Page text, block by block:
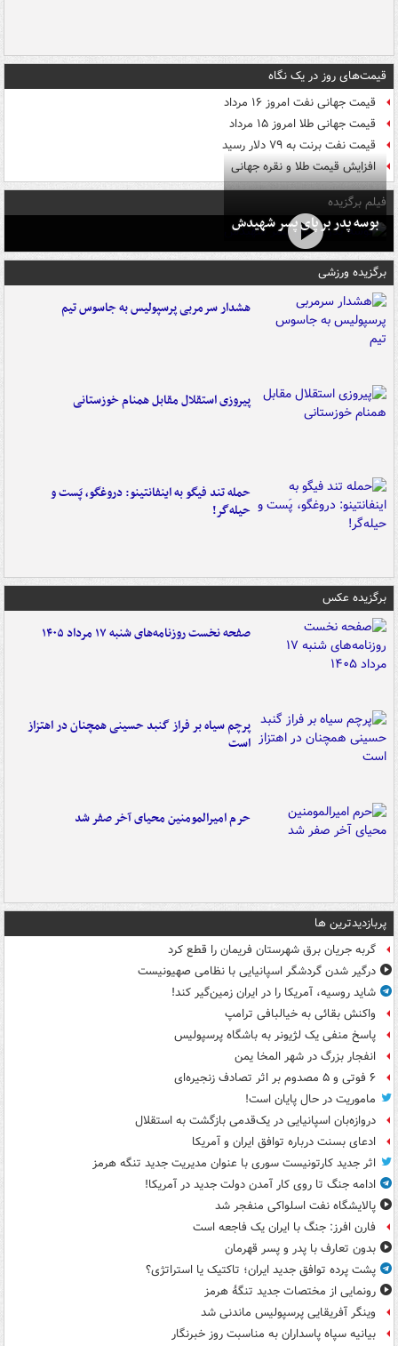
قیمت‌های روز در یک نگاه
قیمت جهانی نفت امروز ۱۶ مرداد
قیمت جهانی طلا امروز ۱۵ مرداد
قیمت نفت برنت به ۷۹ دلار رسید
افزایش قیمت طلا و نقره جهانی
فیلم برگزیده
بوسه‌ پدر بر پای پسر شهیدش
برگزیده ورزشی
هشدار سرمربی پرسپولیس به جاسوس تیم
پیروزی استقلال مقابل همنام خوزستانی
حمله تند فیگو به اینفانتینو: دروغگو، پَست‌ و
حیله‌گر!
برگزیده عکس
صفحه نخست روزنامه‌های شنبه ۱۷ مرداد ۱۴۰۵
پرچم سیاه بر فراز گنبد حسینی همچنان در اهتزاز
است
حرم امیرالمومنین محیای آخر صفر شد
پربازدیدترین ها
گربه جریان برق شهرستان فریمان را قطع کرد
درگیر شدن گردشگر اسپانیایی با نظامی صهیونیست
شاید روسیه، آمریکا را در ایران زمین‌گیر کند!
واکنش بقائی به خیالبافی ترامپ
پاسخ منفی یک لژیونر به باشگاه پرسپولیس
انفجار بزرگ در شهر المخا یمن
۶ فوتی و ۵ مصدوم بر اثر تصادف زنجیره‌ای
ماموریت در حال پایان است!
دروازه‌بان اسپانیایی در یک‌قدمی بازگشت به استقلال
ادعای بسنت درباره توافق ایران و آمریکا
اثر جدید کارتونیست سوری با عنوان مدیریت جدید تنگه هرمز
ادامه جنگ تا روی کار آمدن دولت جدید در آمریکا!
پالایشگاه نفت اسلواکی منفجر شد
فارن افرز: جنگ با ایران یک فاجعه است
بدون تعارف با پدر و پسر قهرمان
پشت پرده توافق جدید ایران؛ تاکتیک یا استراتژی؟
رونمایی از مختصات جدید تنگۀ هرمز
وینگر آفریقایی پرسپولیس ماندنی شد
بیانیه سپاه پاسداران به مناسبت روز خبرنگار